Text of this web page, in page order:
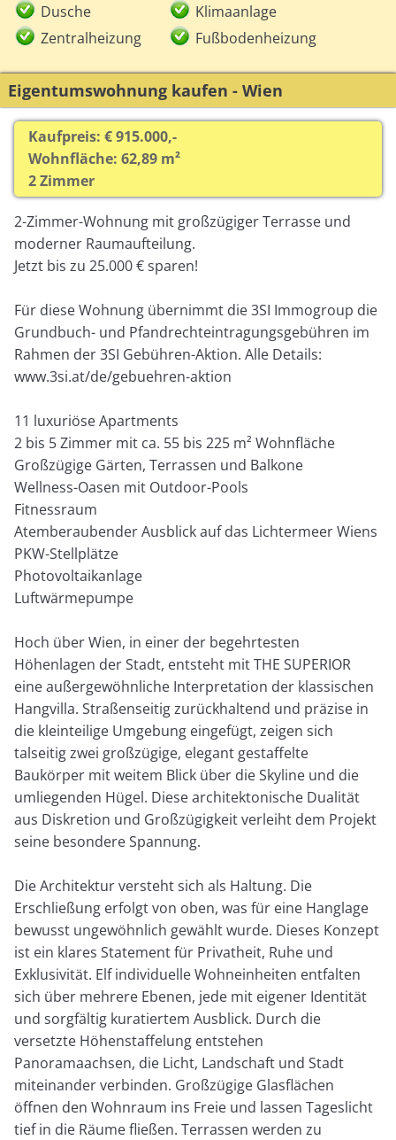
Dusche
Klimaanlage
Zentralheizung
Fußbodenheizung
Eigentumswohnung kaufen - Wien
Kaufpreis: € 915.000,-
Wohnfläche: 62,89 m²
2 Zimmer
2-Zimmer-Wohnung mit großzügiger Terrasse und
moderner Raumaufteilung.
Jetzt bis zu 25.000 € sparen!
Für diese Wohnung übernimmt die 3SI Immogroup die
Grundbuch- und Pfandrechteintragungsgebühren im
Rahmen der 3SI Gebühren-Aktion. Alle Details:
www.3si.at/de/gebuehren-aktion
11 luxuriöse Apartments
2 bis 5 Zimmer mit ca. 55 bis 225 m² Wohnfläche
Großzügige Gärten, Terrassen und Balkone
Wellness-Oasen mit Outdoor-Pools
Fitnessraum
Atemberaubender Ausblick auf das Lichtermeer Wiens
PKW-Stellplätze
Photovoltaikanlage
Luftwärmepumpe
Hoch über Wien, in einer der begehrtesten
Höhenlagen der Stadt, entsteht mit THE SUPERIOR
eine außergewöhnliche Interpretation der klassischen
Hangvilla. Straßenseitig zurückhaltend und präzise in
die kleinteilige Umgebung eingefügt, zeigen sich
talseitig zwei großzügige, elegant gestaffelte
Baukörper mit weitem Blick über die Skyline und die
umliegenden Hügel. Diese architektonische Dualität
aus Diskretion und Großzügigkeit verleiht dem Projekt
seine besondere Spannung.
Die Architektur versteht sich als Haltung. Die
Erschließung erfolgt von oben, was für eine Hanglage
bewusst ungewöhnlich gewählt wurde. Dieses Konzept
ist ein klares Statement für Privatheit, Ruhe und
Exklusivität. Elf individuelle Wohneinheiten entfalten
sich über mehrere Ebenen, jede mit eigener Identität
und sorgfältig kuratiertem Ausblick. Durch die
versetzte Höhenstaffelung entstehen
Panoramaachsen, die Licht, Landschaft und Stadt
miteinander verbinden. Großzügige Glasflächen
öffnen den Wohnraum ins Freie und lassen Tageslicht
tief in die Räume fließen. Terrassen werden zu